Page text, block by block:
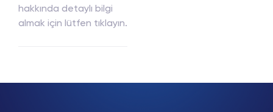
hakkında detaylı bilgi
almak için lütfen tıklayın.